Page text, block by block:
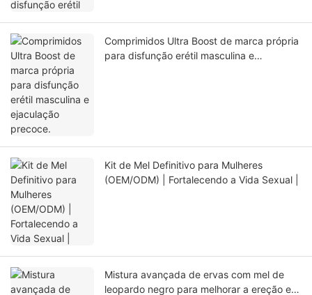
Comprimidos Ultra Boost de marca própria
para disfunção erétil masculina e
Kit de Mel Definitivo para Mulheres
(OEM/ODM) | Fortalecendo a Vida Sexual |
Mistura avançada de ervas com mel de
leopardo negro para melhorar a ereção e